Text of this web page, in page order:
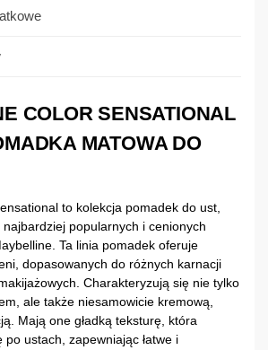
COLOR SENSATIONAL
MATOWA DO
to kolekcja pomadek do ust,
popularnych i cenionych
Ta linia pomadek oferuje
dopasowanych do różnych karnacji
Charakteryzują się nie tylko
ale także niesamowicie kremową,
Mają one gładką teksturę, która
po ustach, zapewniając łatwe i